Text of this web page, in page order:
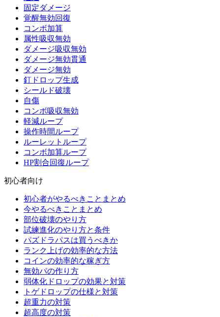
固定ダメージ
覚醒無効回復
コンボ加算
属性吸収無効
ダメージ吸収無効
ダメージ無効貫通
ダメージ無効
釘ドロップ生成
シールド破壊
自傷
コンボ吸収無効
軽減ループ
操作時間ループ
ルーレットループ
コンボ加算ループ
HP割合回復ループ
初心者向け
初心者がやるべきことまとめ
今やるべきことまとめ
部位破壊のやり方
試練進化のやり方と条件
パズドラパスは買うべきか
ランク上げの効率的な方法
コインの効率的な稼ぎ方
無効パの作り方
弱体化ドロップの効果と対策
トゲドロップの仕様と対策
超重力の対策
超高度の対策